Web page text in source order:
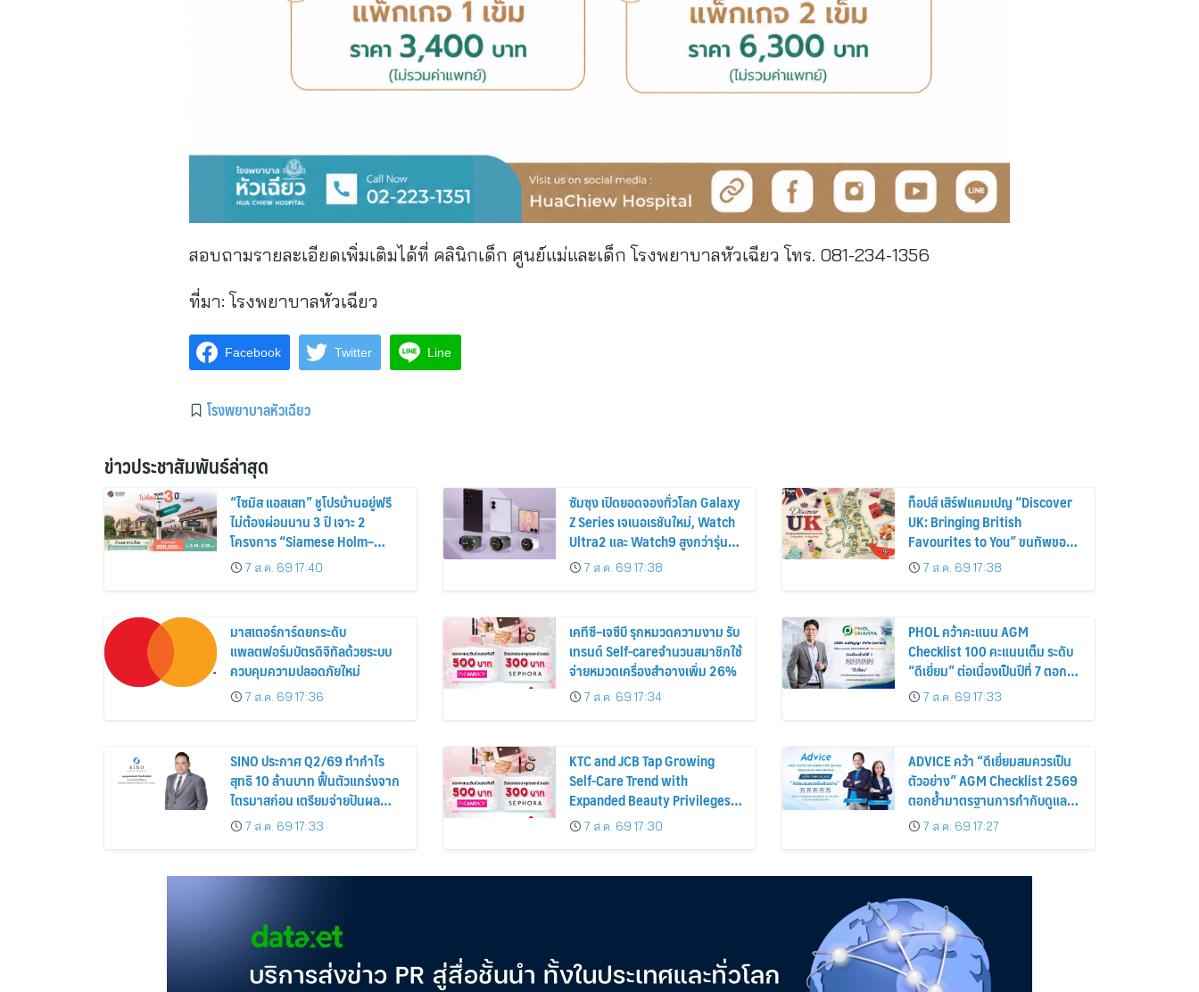
สอบถามรายละเอียดเพิ่มเติมได้ที่ คลินิกเด็ก ศูนย์แม่และเด็ก โรงพยาบาลหัวเฉียว โทร. 081-234-1356
ที่มา: โรงพยาบาลหัวเฉียว
Facebook Twitter Line
โรงพยาบาลหัวเฉียว
ข่าวประชาสัมพันธ์ล่าสุด
“ไซมิส แอสเสท” ชูโปรบ้านอยู่ฟรี
ไม่ต้องผ่อนนาน 3 ปี เจาะ 2
โครงการ “Siamese Holm–
Siamese Blossom” พร้อม
ส่วนลดและสิทธิพิเศษถึง 31
7 ส.ค. 69 17:40
ซัมซุง เปิดยอดจองทั่วโลก Galaxy
Z Series เจเนอเรชันใหม่, Watch
Ultra2 และ Watch9 สูงกว่ารุ่น
ก่อนหน้ากว่า 30%
7 ส.ค. 69 17:38
ท็อปส์ เสิร์ฟแคมเปญ “Discover
UK: Bringing British
Favourites to You” ขนทัพของ
อร่อยและไอเท็มฮิตจากสหราช
อาณาจักร ส่งตรงถึงมือตั้งแต่วัน
7 ส.ค. 69 17:38
มาสเตอร์การ์ดยกระดับ
แพลตฟอร์มบัตรดิจิทัลด้วยระบบ
ควบคุมความปลอดภัยใหม่
7 ส.ค. 69 17:36
เคทีซี–เจซีบี รุกหมวดความงาม รับ
เทรนด์ Self-careจำนวนสมาชิกใช้
จ่ายหมวดเครื่องสำอางเพิ่ม 26%
7 ส.ค. 69 17:34
PHOL คว้าคะแนน AGM
Checklist 100 คะแนนเต็ม ระดับ
“ดีเยี่ยม” ต่อเนื่องเป็นปีที่ 7 ตอกย้ำ
การดำเนินธุรกิจตามหลักธรรมาภิ
บาล โปร่งใส สร้างความเชื่อมั่นผู้
7 ส.ค. 69 17:33
SINO ประกาศ Q2/69 ทำกำไร
สุทธิ 10 ล้านบาท ฟื้นตัวแกร่งจาก
ไตรมาสก่อน เตรียมจ่ายปันผล
ระหว่างกาล 0.014423 บาทต่อหุ้น
ครึ่งปีหลังมุ่งเติบโตต่อเนื่อง
7 ส.ค. 69 17:33
KTC and JCB Tap Growing
Self-Care Trend with
Expanded Beauty Privileges
Number of KTC JCB
Cardmembers Spending on
7 ส.ค. 69 17:30
ADVICE คว้า “ดีเยี่ยมสมควรเป็น
ตัวอย่าง” AGM Checklist 2569
ตอกย้ำมาตรฐานการกำกับดูแล
กิจการที่ดี
7 ส.ค. 69 17:27